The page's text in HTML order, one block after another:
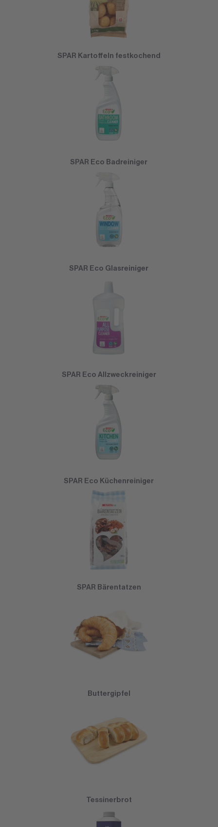
SPAR Kartoffeln festkochend
SPAR Eco Badreiniger
SPAR Eco Glasreiniger
SPAR Eco Allzweckreiniger
SPAR Eco Küchenreiniger
SPAR Bärentatzen
Buttergipfel
Tessinerbrot